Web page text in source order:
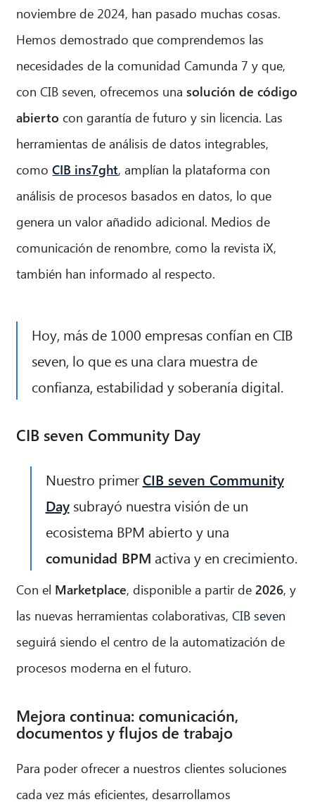
noviembre de 2024, han pasado muchas cosas.
Hemos demostrado que comprendemos las
necesidades de la comunidad Camunda 7 y que,
con CIB seven, ofrecemos unasolución de código
abierto con garantía de futuro y sin licencia. Las
herramientas de análisis de datos integrables,
comoCIB ins7ght, amplían la plataforma con
análisis de procesos basados en datos, lo que
genera un valor añadido adicional. Medios de
comunicación de renombre, como la revista iX,
también han informado al respecto.
Hoy, más de 1000 empresas confían en CIB
seven, lo que es una clara muestra de
confianza, estabilidad y soberanía digital.
CIB seven Community Day
Nuestro primerCIB seven Community
Daysubrayó nuestra visión de un
ecosistema BPM abierto y una
comunidad BPM activa y en crecimiento.
Con el Marketplace, disponible a partir de 2026, y
las nuevas herramientas colaborativas,CIB seven
seguirá siendo el centro de la automatización de
procesos moderna en el futuro.
Mejora continua: comunicación,
documentos y flujos de trabajo
Para poder ofrecer a nuestros clientes soluciones
cada vez más eficientes, desarrollamos